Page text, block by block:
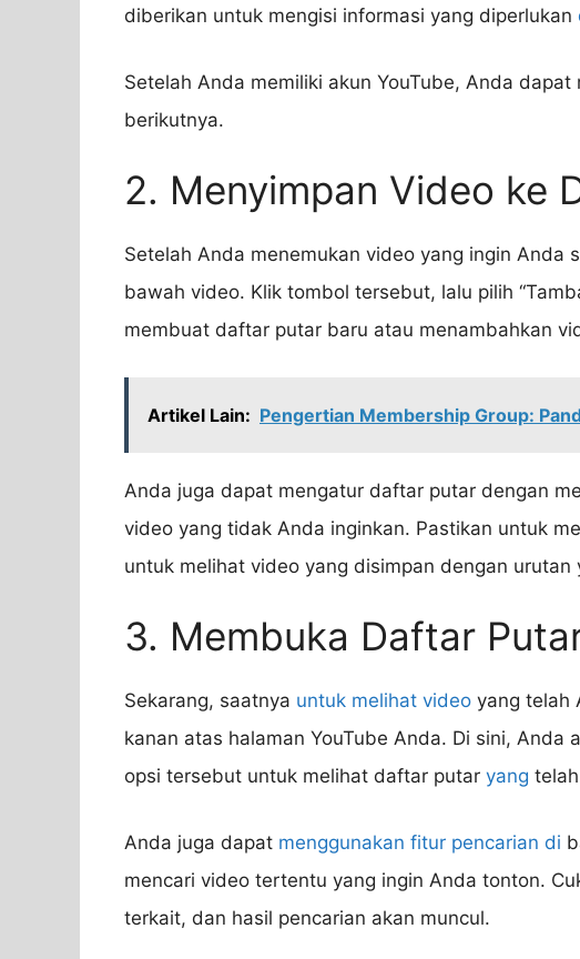
diberikan untuk mengisi informasi yang diperlukan
Setelah Anda memiliki akun YouTube, Anda
berikutnya.
2. Menyimpan Video ke
Setelah Anda menemukan video yang ingin Anda
bawah video. Klik tombol tersebut, lalu pilih
membuat daftar putar baru atau menambahkan
Artikel Lain: Pengertian Membership Group:
Anda juga dapat mengatur daftar putar dengan
video yang tidak Anda inginkan. Pastikan untuk
untuk melihat video yang disimpan dengan urutan
3. Membuka Daftar
Sekarang, saatnya untuk melihat video yang telah
kanan atas halaman YouTube Anda. Di sini, Anda
opsi tersebut untuk melihat daftar putar yang
Anda juga dapat menggunakan fitur pencarian di
mencari video tertentu yang ingin Anda tonton.
terkait, dan hasil pencarian akan muncul.